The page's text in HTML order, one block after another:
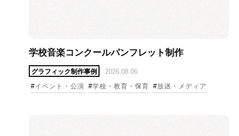
学校音楽コンクールパンフレット制作
グラフィック制作事例
2026.08.06
#イベント・公演 #学校・教育・保育 #放送・メディア